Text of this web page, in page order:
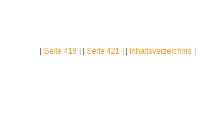
[ Seite 418 ] [ Seite 421 ] [ Inhaltsverzeichnis ]